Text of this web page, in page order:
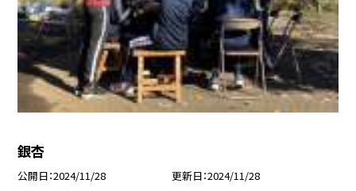
銀杏
公開日 2024/11/28 更新日 2024/11/28